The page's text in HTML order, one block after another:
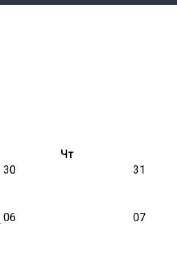
Чт
30 31
06 07